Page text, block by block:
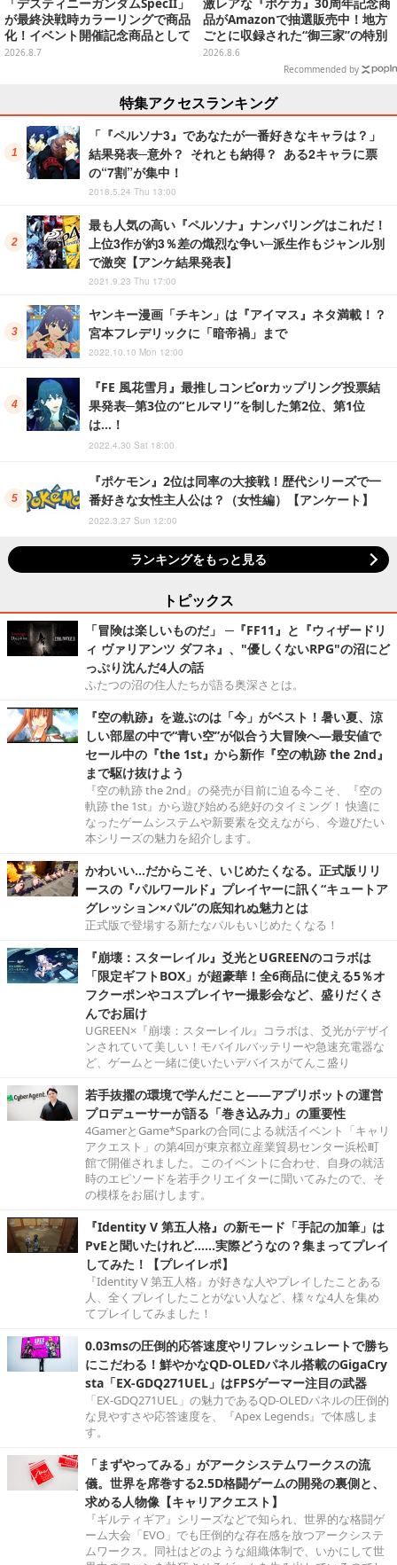
「デスティニーガンダムSpecII」
が最終決戦時カラーリングで商品
化！イベント開催記念商品として
METAL ROBOT魂に新登場
2026.8.7
激レアな『ポケカ』30周年記念商
品がAmazonで抽選販売中！地方
ごとに収録された“御三家”の特別
カード
2026.8.6
Recommended by
特集アクセスランキング
「『ペルソナ3』であなたが一番好きなキャラは？」
結果発表─意外？ それとも納得？ ある2キャラに票
の“7割”が集中！
2018.5.24 Thu 13:00
最も人気の高い『ペルソナ』ナンバリングはこれだ！
上位3作が約3％差の熾烈な争い─派生作もジャンル別
で激突【アンケ結果発表】
2021.9.23 Thu 17:00
ヤンキー漫画「チキン」は『アイマス』ネタ満載！？
宮本フレデリックに「暗帝禍」まで
2022.10.10 Mon 12:00
『FE 風花雪月』最推しコンビorカップリング投票結
果発表─第3位の“ヒルマリ”を制した第2位、第1位
は…！
2022.4.30 Sat 18:00
『ポケモン』2位は同率の大接戦！歴代シリーズで一
番好きな女性主人公は？（女性編）【アンケート】
2022.3.27 Sun 12:00
ランキングをもっと見る
トピックス
「冒険は楽しいものだ」 ─『FF11』と『ウィザードリ
ィ ヴァリアンツ ダフネ』、"優しくないRPG"の沼にど
っぷり沈んだ4人の話
ふたつの沼の住人たちが語る奥深さとは。
『空の軌跡』を遊ぶのは「今」がベスト！暑い夏、涼
しい部屋の中で“青い空”が似合う大冒険へ―最安値で
セール中の『the 1st』から新作『空の軌跡 the 2nd』
まで駆け抜けよう
『空の軌跡 the 2nd』の発売が目前に迫る今こそ、『空の
軌跡 the 1st』から遊び始める絶好のタイミング！ 快適に
なったゲームシステムや新要素を交えながら、今遊びたい
本シリーズの魅力を紹介します。
かわいい…だからこそ、いじめたくなる。正式版リリ
ースの『パルワールド』プレイヤーに訊く“キュートア
グレッション×パル”の底知れぬ魅力とは
正式版で登場する新たなパルもいじめたくなる！
『崩壊：スターレイル』爻光とUGREENのコラボは
「限定ギフトBOX」が超豪華！全6商品に使える5％オ
フクーポンやコスプレイヤー撮影会など、盛りだくさ
んでお届け
UGREEN×『崩壊：スターレイル』コラボは、爻光がデザイ
ンされていて美しい！モバイルバッテリーや急速充電器な
ど、ゲームと一緒に使いたいデバイスがてんこ盛り
若手抜擢の環境で学んだこと――アプリボットの運営
プロデューサーが語る「巻き込み力」の重要性
4GamerとGame*Sparkの合同による就活イベント「キャリ
アクエスト」の第4回が東京都立産業貿易センター浜松町
館で開催されました。このイベントに合わせ、自身の就活
時のエピソードを若手クリエイターに聞いてみたので、そ
の模様をお届けします。
『Identity V 第五人格』の新モード「手記の加筆」は
PvEと聞いたけれど……実際どうなの？集まってプレイ
してみた！【プレイレポ】
『Identity V 第五人格』が好きな人やプレイしたことある
人、全くプレイしたことがない人など、様々な4人を集め
てプレイしてみました！
0.03msの圧倒的応答速度やリフレッシュレートで勝ち
にこだわる！鮮やかなQD-OLEDパネル搭載のGigaCry
sta「EX-GDQ271UEL」はFPSゲーマー注目の武器
「EX-GDQ271UEL」の魅力であるQD-OLEDパネルの圧倒的
な見やすさや応答速度を、『Apex Legends』で体感しま
す。
「まずやってみる」がアークシステムワークスの流
儀。世界を席巻する2.5D格闘ゲームの開発の裏側と、
求める人物像【キャリアクエスト】
『ギルティギア』シリーズなどで知られ、世界的な格闘ゲ
ーム大会「EVO」でも圧倒的な存在感を放つアークシステ
ムワークス。同社はどのような組織体制で、いかにして世